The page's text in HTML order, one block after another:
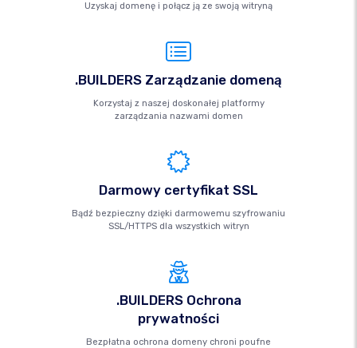
Uzyskaj domenę i połącz ją ze swoją witryną
.BUILDERS Zarządzanie domeną
Korzystaj z naszej doskonałej platformy
zarządzania nazwami domen
Darmowy certyfikat SSL
Bądź bezpieczny dzięki darmowemu szyfrowaniu
SSL/HTTPS dla wszystkich witryn
.BUILDERS Ochrona
prywatności
Bezpłatna ochrona domeny chroni poufne